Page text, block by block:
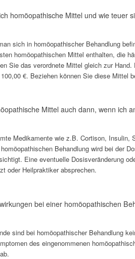
homöopathische Mittel und wie teuer
sich in homöopathischer Behandlung
homöopathischen Mittel enthalten, die
Sie das verordnete Mittel gleich zur
€. Beziehen können Sie diese Mittel
Mittel auch dann, wenn ich
Medikamente wie z.B. Cortison, Insulin,
Behandlung wird bei der
Eine eventuelle Dosisveränderung
oder Heilpraktiker absprechen.
bei einer homöopathischen
sind bei homöopathischer Behandlung
des eingenommenen